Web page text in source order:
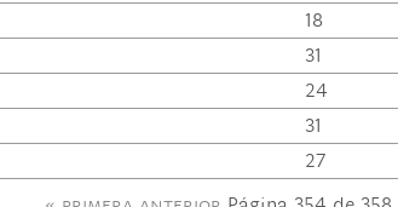
18
31
24
31
27